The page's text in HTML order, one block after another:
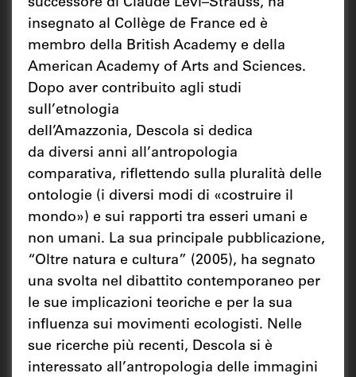
successore di Claude Lévi–Strauss, ha
insegnato al Collège de France ed è
membro della British Academy e della
American Academy of Arts and Sciences.
Dopo aver contribuito agli studi
sull’etnologia
dell’Amazzonia, Descola si dedica
da diversi anni all’antropologia
comparativa, riflettendo sulla pluralità delle
ontologie (i diversi modi di «costruire il
mondo») e sui rapporti tra esseri umani e
non umani. La sua principale pubblicazione,
“Oltre natura e cultura” (2005), ha segnato
una svolta nel dibattito contemporaneo per
le sue implicazioni teoriche e per la sua
influenza sui movimenti ecologisti. Nelle
sue ricerche più recenti, Descola si è
interessato all’antropologia delle immagini